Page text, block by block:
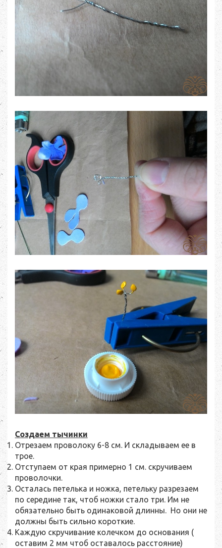
Создаем тычинки
Отрезаем проволоку 6-8 см. И складываем ее в
трое.
Отступаем от края примерно 1 см. скручиваем
проволочки.
Осталась петелька и ножка, петельку разрезаем
по середине так, чтоб ножки стало три. Им не
обязательно быть одинаковой длинны. Но они не
должны быть сильно короткие.
Каждую скручивание колечком до основания (
оставим 2 мм чтоб оставалось расстояние)